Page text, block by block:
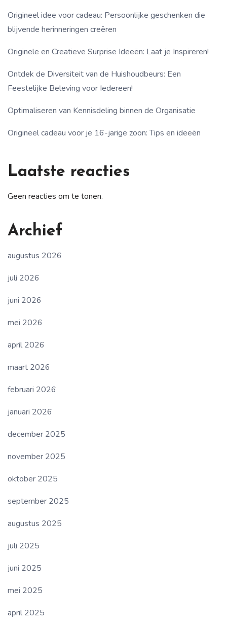
Origineel idee voor cadeau: Persoonlijke geschenken die
blijvende herinneringen creëren
Originele en Creatieve Surprise Ideeën: Laat je Inspireren!
Ontdek de Diversiteit van de Huishoudbeurs: Een
Feestelijke Beleving voor Iedereen!
Optimaliseren van Kennisdeling binnen de Organisatie
Origineel cadeau voor je 16-jarige zoon: Tips en ideeën
Laatste reacties
Geen reacties om te tonen.
Archief
augustus 2026
juli 2026
juni 2026
mei 2026
april 2026
maart 2026
februari 2026
januari 2026
december 2025
november 2025
oktober 2025
september 2025
augustus 2025
juli 2025
juni 2025
mei 2025
april 2025